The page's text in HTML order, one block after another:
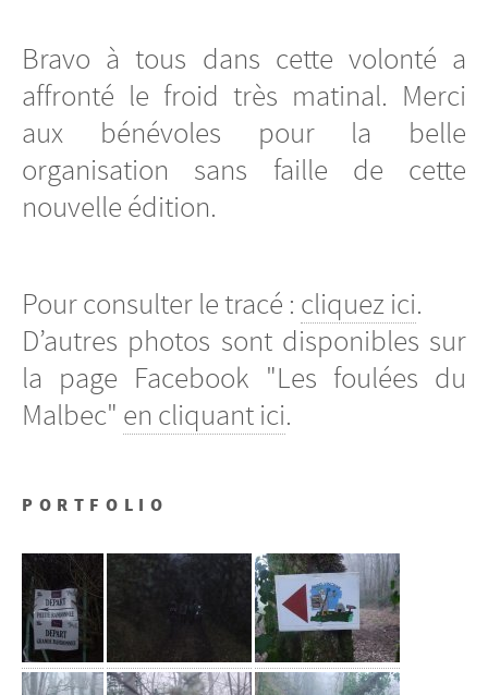
Bravo à tous dans cette volonté a
affronté le froid très matinal. Merci
aux bénévoles pour la belle
organisation sans faille de cette
nouvelle édition.
Pour consulter le tracé : cliquez ici.
D’autres photos sont disponibles sur
la page Facebook "Les foulées du
Malbec" en cliquant ici.
PORTFOLIO